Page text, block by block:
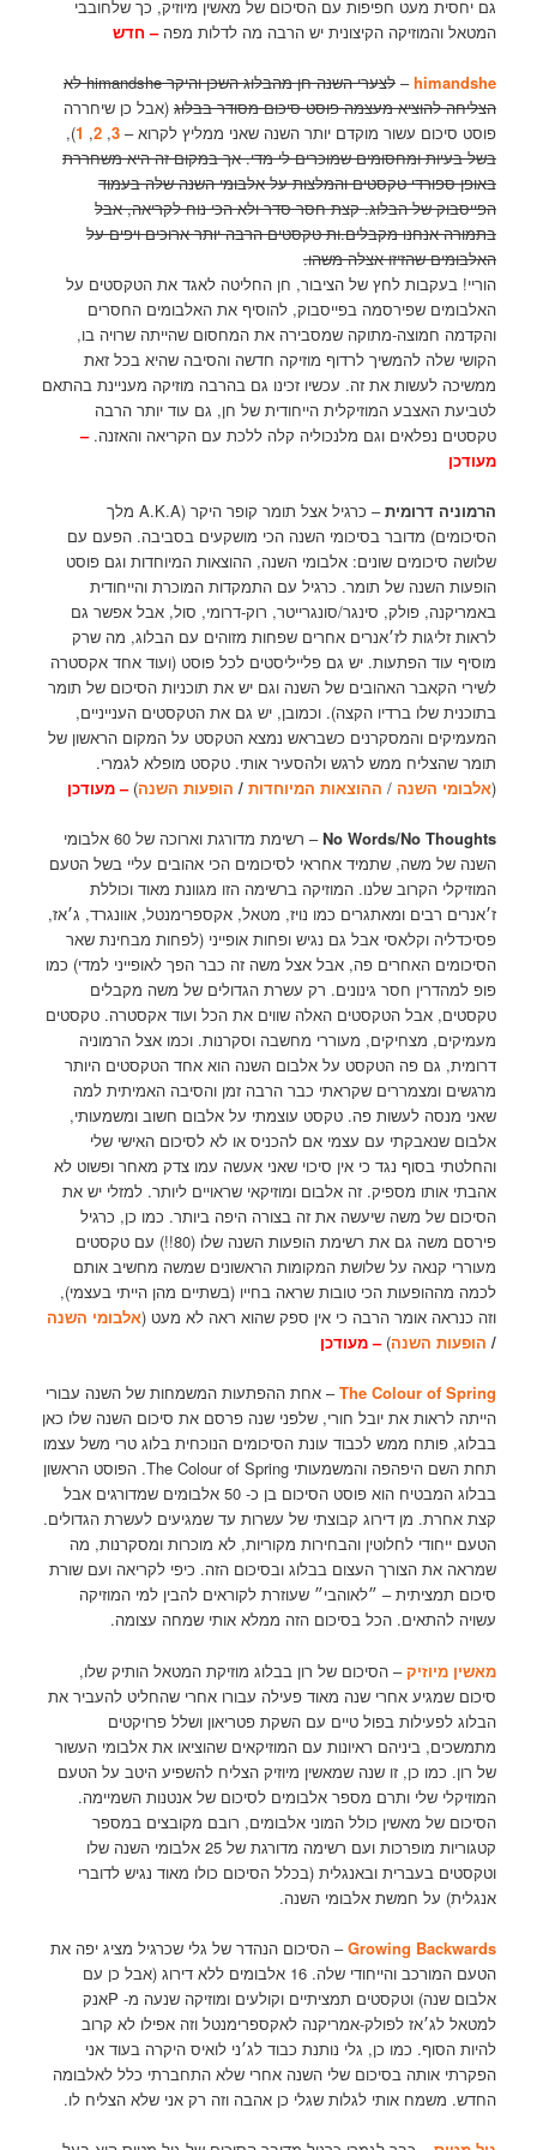
גם יחסית מעט חפיפות עם הסיכום של מאשין מיוזיק, כך שלחובבי
המטאל והמוזיקה הקיצונית יש הרבה מה לדלות מפה– חדש
himandshe
–
לצערי השנה חן מהבלוג השכן והיקר himandshe לא
הצליחה להוציא מעצמה פוסט סיכום מסודר בבלוג (אבל כן שיחררה
פוסט סיכום עשור מוקדם יותר השנה שאני ממליץ לקרוא –3
,
2
,
1
),
בשל בעיות ומחסומים שמוכרים לי מדי. אך במקום זה היא משחררת
באופן ספורדי טקסטים והמלצות על אלבומי השנה שלה בעמוד
הפייסבוק של הבלוג. קצת חסר סדר ולא הכי נוח לקריאה, אבל
בתמורה אנחנו מקבלים.ות טקסטים הרבה יותר ארוכים ויפים על
האלבומים שהזיזו אצלה משהו.
הוריי! בעקבות לחץ של הציבור, חן החליטה לאגד את הטקסטים על
האלבומים שפירסמה בפייסבוק, להוסיף את האלבומים החסרים
והקדמה חמוצה-מתוקה שמסבירה את המחסום שהייתה שרויה בו,
הקושי שלה להמשיך לרדוף מוזיקה חדשה והסיבה שהיא בכל זאת
ממשיכה לעשות את זה. עכשיו זכינו גם בהרבה מוזיקה מעניינת בהתאם
לטביעת האצבע המוזיקלית הייחודית של חן, גם עוד יותר הרבה
טקסטים נפלאים וגם מלנכוליה קלה ללכת עם הקריאה והאזנה.–
מעודכן
הרמוניה דרומית
– כרגיל אצל תומר קופר היקר (A.K.A מלך
הסיכומים) מדובר בסיכומי השנה הכי מושקעים בסביבה. הפעם עם
שלושה סיכומים שונים: אלבומי השנה, ההוצאות המיוחדות וגם פוסט
הופעות השנה של תומר. כרגיל עם התמקדות המוכרת והייחודית
באמריקנה, פולק, סינגר/סונגרייטר, רוק-דרומי, סול, אבל אפשר גם
לראות זליגות לז׳אנרים אחרים שפחות מזוהים עם הבלוג, מה שרק
מוסיף עוד הפתעות. יש גם פלייליסטים לכל פוסט (ועוד אחד אקסטרה
לשירי הקאבר האהובים של השנה וגם יש את תוכניות הסיכום של תומר
בתוכנית שלו ברדיו הקצה). וכמובן, יש גם את הטקסטים הענייניים,
המעמיקים והמסקרנים כשבראש נמצא הטקסט על המקום הראשון של
תומר שהצליח ממש לרגש ולהסעיר אותי. טקסט מופלא לגמרי.
(אלבומי השנה / ההוצאות המיוחדות / הופעות השנה) – מעודכן
No Words/No Thoughts
– רשימת מדורגת וארוכה של 60 אלבומי
השנה של משה, שתמיד אחראי לסיכומים הכי אהובים עליי בשל הטעם
המוזיקלי הקרוב שלנו. המוזיקה ברשימה הזו מגוונת מאוד וכוללת
ז׳אנרים רבים ומאתגרים כמו נויז, מטאל, אקספרימנטל, אוונגרד, ג׳אז,
פסיכדליה וקלאסי אבל גם נגיש ופחות אופייני (לפחות מבחינת שאר
הסיכומים האחרים פה, אבל אצל משה זה כבר הפך לאופייני למדי) כמו
פופ למהדרין חסר גינונים. רק עשרת הגדולים של משה מקבלים
טקסטים, אבל הטקסטים האלה שווים את הכל ועוד אקסטרה. טקסטים
מעמיקים, מצחיקים, מעוררי מחשבה וסקרנות. וכמו אצל הרמוניה
דרומית, גם פה הטקסט על אלבום השנה הוא אחד הטקסטים היותר
מרגשים ומצמררים שקראתי כבר הרבה זמן והסיבה האמיתית למה
שאני מנסה לעשות פה. טקסט עוצמתי על אלבום חשוב ומשמעותי,
אלבום שנאבקתי עם עצמי אם להכניס או לא לסיכום האישי שלי
והחלטתי בסוף נגד כי אין סיכוי שאני אעשה עמו צדק מאחר ופשוט לא
אהבתי אותו מספיק. זה אלבום ומוזיקאי שראויים ליותר. למזלי יש את
הסיכום של משה שיעשה את זה בצורה היפה ביותר. כמו כן, כרגיל
פירסם משה גם את רשימת הופעות השנה שלו (80!!) עם טקסטים
מעוררי קנאה על שלושת המקומות הראשונים שמשה מחשיב אותם
לכמה מההופעות הכי טובות שראה בחייו (בשתיים מהן הייתי בעצמי),
וזה כנראה אומר הרבה כי אין ספק שהוא ראה לא מעט (אלבומי השנה
/ הופעות השנה) – מעודכן
The Colour of Spring– אחת ההפתעות המשמחות של השנה עבורי
הייתה לראות את יובל חורי, שלפני שנה פרסם את סיכום השנה שלו כאן
בבלוג, פותח ממש לכבוד עונת הסיכומים הנוכחית בלוג טרי משל עצמו
תחת השם היפהפה והמשמעותי The Colour of Spring. הפוסט הראשון
בבלוג המבטיח הוא פוסט הסיכום בן כ- 50 אלבומים שמדורגים אבל
קצת אחרת. מן דירוג קבוצתי של עשרות עד שמגיעים לעשרת הגדולים.
הטעם ייחודי לחלוטין והבחירות מקוריות, לא מוכרות ומסקרנות, מה
שמראה את הצורך העצום בבלוג ובסיכום הזה. כיפי לקריאה ועם שורת
סיכום תמציתית – ״לאוהבי״ שעוזרת לקוראים להבין למי המוזיקה
עשויה להתאים. הכל בסיכום הזה ממלא אותי שמחה עצומה.
מאשין מיוזיק– הסיכום של רון בבלוג מוזיקת המטאל הותיק שלו,
סיכום שמגיע אחרי שנה מאוד פעילה עבורו אחרי שהחליט להעביר את
הבלוג לפעילות בפול טיים עם השקת פטריאון ושלל פרויקטים
מתמשכים, ביניהם ראיונות עם המוזיקאים שהוציאו את אלבומי העשור
של רון. כמו כן, זו שנה שמאשין מיוזיק הצליח להשפיע היטב על הטעם
המוזיקלי שלי ותרם מספר אלבומים לסיכום של אנטנות השמיימה.
הסיכום של מאשין כולל המוני אלבומים, רובם מקובצים במספר
קטגוריות מופרכות ועם רשימה מדורגת של 25 אלבומי השנה שלו
וטקסטים בעברית ובאנגלית (בכלל הסיכום כולו מאוד נגיש לדוברי
אנגלית) על חמשת אלבומי השנה.
Growing Backwards– הסיכום הנהדר של גלי שכרגיל מציג יפה את
הטעם המורכב והייחודי שלה. 16 אלבומים ללא דירוג (אבל כן עם
אלבום שנה) וטקסטים תמציתיים וקולעים ומוזיקה שנעה מ- Pאנק
למטאל לג׳אז לפולק-אמריקנה לאקספרימנטל וזה אפילו לא קרוב
להיות הסוף. כמו כן, גלי נותנת כבוד לג׳ני לואיס היקרה בעוד אני
הפקרתי אותה בסיכום שלי השנה אחרי שלא התחברתי כלל לאלבומה
החדש. משמח אותי לגלות שגלי כן אהבה וזה רק אני שלא הצליח לו.